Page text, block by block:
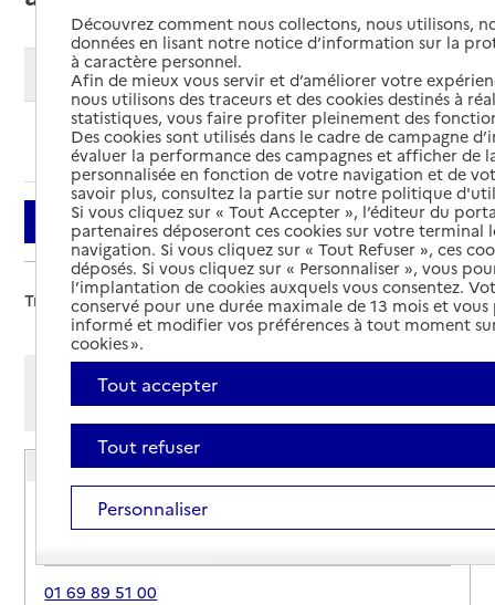
Modifier ma recherche
Ajouter cette recherche aux favoris
Filtrer
Trier par :
Afficher les résultats par:
Mode liste
Mode carte
EHPAD Château de Champlâtreux
Adresse
37 allée Bourgoin
91250-Saintry-sur-Seine
01 69 89 51 00
Découvrez comment nous collectons, nous utilisons,
données en lisant notre notice d’information sur la
à caractère personnel.
Afin de mieux vous servir et d’améliorer votre
nous utilisons des traceurs et des cookies destinés à
statistiques, vous faire profiter pleinement des
Des cookies sont utilisés dans le cadre de campagne
évaluer la performance des campagnes et afficher de
personnalisée en fonction de votre navigation et de
savoir plus, consultez la partie sur notre politique
Si vous cliquez sur « Tout Accepter », l’éditeur du
partenaires déposeront ces cookies sur votre terminal
navigation. Si vous cliquez sur « Tout Refuser », ces
déposés. Si vous cliquez sur « Personnaliser », vous
l’implantation de cookies auxquels vous consentez.
conservé pour une durée maximale de 13 mois et
informé et modifier vos préférences à tout moment
cookies ».
Tout accepter
Tout refuser
Personnaliser